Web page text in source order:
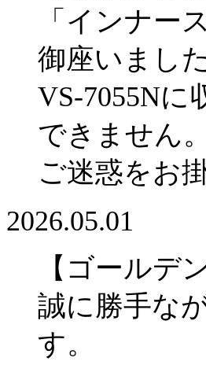
「インナー
御座いました
VS-7055N
できません。
ご迷惑をお
2026.05.01
【ゴールデ
誠に勝手な
す。